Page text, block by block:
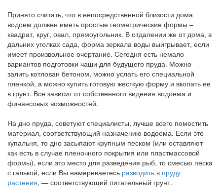
Принято считать, что в непосредственной близости дома
водоем должен иметь простые геометрические формы –
квадрат, круг, овал, прямоугольник. В отдалении же от дома, в
дальних уголках сада, форма зеркала воды выигрывает, если
имеет произвольное очертание. Сегодня есть немало
вариантов подготовки чаши для будущего пруда. Можно
залить котлован бетоном, можно услать его специальной
пленкой, а можно купить готовую жесткую форму и вкопать ее
в грунт. Все зависит от собственного видения водоема и
финансовых возможностей.
На дно пруда, советуют специалисты, лучше всего поместить
материал, соответствующий назначению водоема. Если это
купальня, то дно засыпают крупным песком (или оставляют
как есть в случае пленочного покрытия или пластмассовой
формы), если это место для разведения рыб, то смесью песка
с галькой, если Вы намереваетесь разводить в пруду
растения, — соответствующий питательный грунт.